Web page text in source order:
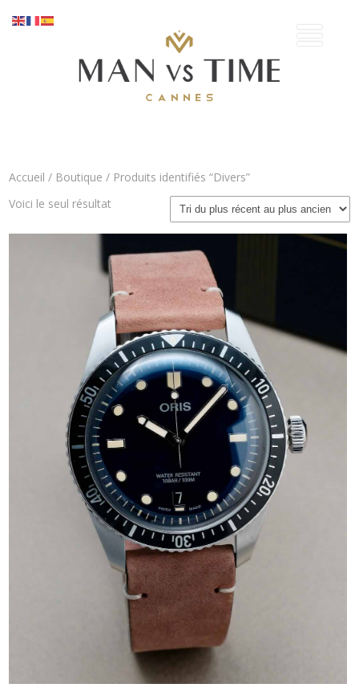
Accueil / Boutique / Produits identifiés “Divers”
Voici le seul résultat